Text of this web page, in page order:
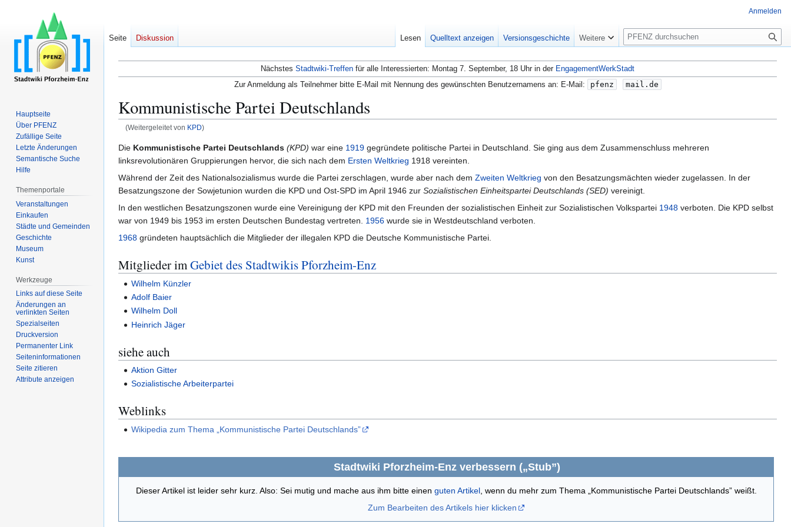
Nächstes Stadtwiki-Treffen für alle Interessierten: Montag 7. September, 18 Uhr in der EngagementWerkStadt
Zur Anmeldung als Teilnehmer bitte E-Mail mit Nennung des gewünschten Benutzernamens an: E-Mail:
pfenz mail.de
Kommunistische Partei Deutschlands
(Weitergeleitet von KPD)
Zur
Navigation
springen
Zur
Suche
springen
Die Kommunistische Partei Deutschlands (KPD) war eine 1919 gegründete politische Partei in Deutschland. Sie ging aus dem Zusammenschluss mehreren
linksrevolutionären Gruppierungen hervor, die sich nach dem Ersten Weltkrieg 1918 vereinten.
Während der Zeit des Nationalsozialismus wurde die Partei zerschlagen, wurde aber nach dem Zweiten Weltkrieg von den Besatzungsmächten wieder zugelassen. In der
Besatzungszone der Sowjetunion wurden die KPD und Ost-SPD im April 1946 zur Sozialistischen Einheitspartei Deutschlands (SED) vereinigt.
In den westlichen Besatzungszonen wurde eine Vereinigung der KPD mit den Freunden der sozialistischen Einheit zur Sozialistischen Volkspartei 1948 verboten. Die KPD selbst
war von 1949 bis 1953 im ersten Deutschen Bundestag vertreten. 1956 wurde sie in Westdeutschland verboten.
1968 gründeten hauptsächlich die Mitglieder der illegalen KPD die Deutsche Kommunistische Partei.
Mitglieder imGebiet des Stadtwikis Pforzheim-Enz
Wilhelm Künzler
Adolf Baier
Wilhelm Doll
Heinrich Jäger
siehe auch
Aktion Gitter
Sozialistische Arbeiterpartei
Weblinks
Wikipedia zum Thema „Kommunistische Partei Deutschlands”
Stadtwiki Pforzheim-Enz verbessern („Stub”)
Dieser Artikel ist leider sehr kurz. Also: Sei mutig und mache aus ihm bitte einen guten Artikel, wenn du mehr zum Thema „Kommunistische Partei Deutschlands” weißt.
Zum Bearbeiten des Artikels hier klicken
Anmelden
Seite Diskussion Lesen Quelltext anzeigen Versionsgeschichte Weitere
S
u
c
h
e
Hauptseite
Über PFENZ
Zufällige Seite
Letzte Änderungen
Semantische Suche
Hilfe
Themenportale
Veranstaltungen
Einkaufen
Städte und Gemeinden
Geschichte
Museum
Kunst
Werkzeuge
Links auf diese Seite
Änderungen an
verlinkten Seiten
Spezialseiten
Druckversion
Permanenter Link
Seiten­­informationen
Seite zitieren
Attribute anzeigen